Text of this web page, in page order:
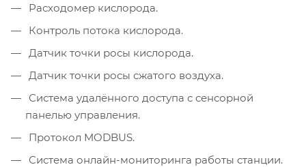
Расходомер кислорода.
Контроль потока кислорода.
Датчик точки росы кислорода.
Датчик точки росы сжатого воздуха.
Система удалённого доступа с сенсорной
панелью управления.
Протокол MODBUS.
Система онлайн-мониторинга работы станции.